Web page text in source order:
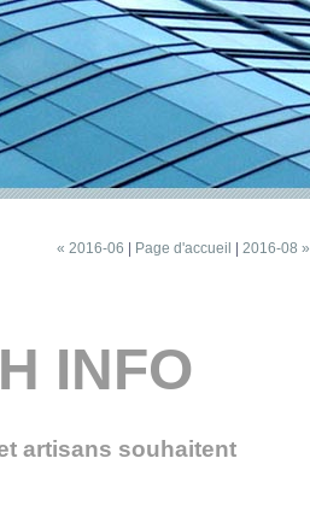
« 2016-06 Page d'accueil 2016-08 »
INFO
artisans souhaitent